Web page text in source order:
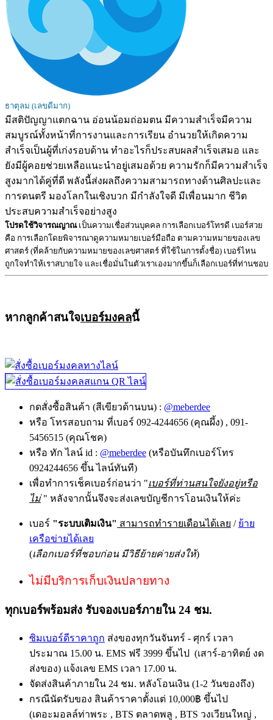
ธาตุลม (เลขดีมาก)
มีสติปัญญาแตกฉาน อ่อนน้อมถ่อมตน มีความสำเร็จมีความ
สมบูรณ์ทั้งหน้าที่การงานและการเรียน อำนวยให้เกิดความ
สำเร็จเป็นผู้ที่เก่งรอบด้าน ทำอะไรก็ประสบผลสำเร็จเสมอ และ
ยังมีผู้คอยช่วยเหลือแนะนำอยู่เสมอด้วย ความรักก็มีความสำเร็จ
สูงมากได้คู่ที่ดี พลังนี้ส่งผลถึงความสามารถทางด้านศิลปะและ
การดนตรี มองโลกในเชิงบวก มีกำลังใจดี มีเพื่อนมาก ชีวิต
ประสบความสำเร็จอย่างสูง
โปรดใช้วิจารณญาณเป็นความเชื่อส่วนบุคคล การเลือกเบอร์โทรดี เบอร์สวย
คือ การเลือกโดยพิจารณาดูความหมายเบอร์มือถือ ตามความหมายของเลข
ศาสตร์ (ที่คล้ายกับความหมายของเลขศาสตร์ ที่ใช้ในการตั้งชื่อ) เบอร์ไหน
ถูกใจทำให้เราสบายใจ และเชื่อมั่นในตัวเราเองมากขึ้นก็เลือกเบอร์ที่ท่านชอบ
หากลูกค้าสนใจเบอร์มงคลนี้
กดสั่งซื้อสินค้า (สีเขียวด้านบน) : @meberdee
หรือ โทรสอบถาม ที่เบอร์ 092-4244656 (คุณผึ้ง) , 091-
5456515 (คุณโชค)
หรือ ทัก ไลน์ id : @meberdee (หรือบันทึกเบอร์โทร
0924244656 ขึ้น ไลน์ทันที)
เพื่อทำการเช็คเบอร์ก่อนว่า "เบอร์ที่ท่านสนใจยังอยู่หรือ
ไม่" หลังจากนั้นจึงจะส่งเลขบัญชีการโอนเงินให้ค่ะ
เบอร์ "ระบบเติมเงิน" สามารถทำรายเดือนได้เลย / ย้าย
เครือข่ายได้เลย
(เลือกเบอร์ที่ชอบก่อน มีวิธีย้ายค่ายส่งให้)
ไม่มีบริการเก็บเงินปลายทาง
ทุกเบอร์พร้อมส่ง รับจองเบอร์ภายใน 24 ชม.
ซิมเบอร์ดีราคาถูก ส่งของทุกวันจันทร์ - ศุกร์ เวลา
ประมาณ 15.00 น. EMS ฟรี 3999 ขึ้นไป (เสาร์-อาทิตย์ งด
ส่งของ) แจ้งเลข EMS เวลา 17.00 น.
จัดส่งสินค้าภายใน 24 ชม. หลังโอนเงิน (1-2 วันของถึง)
กรณีนัดรับของ สินค้าราคาตั้งแต่ 10,000฿ ขึ้นไป
(เดอะมอลล์ท่าพระ , BTS ตลาดพลู , BTS วงเวียนใหญ่ ,